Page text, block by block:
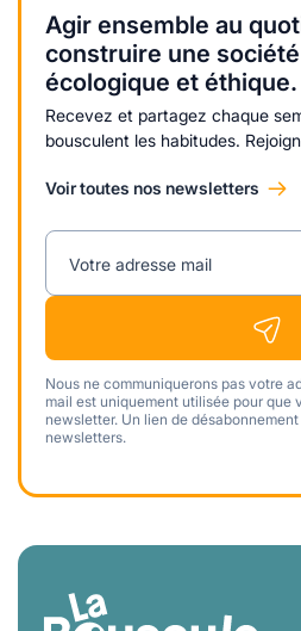
Agir ensemble au
construire une
écologique et éthique.
Recevez et partagez chaque
bousculent les habitudes.
Voir toutes nos newsletters
Votre adresse mail
Nous ne communiquerons pas votre
mail est uniquement utilisée pour que
newsletter. Un lien de
newsletters.